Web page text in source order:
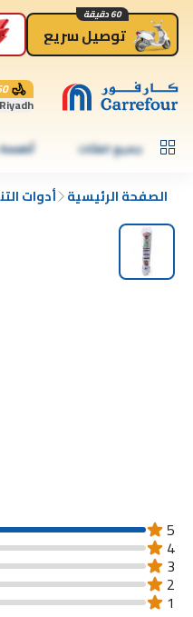
توصيل سريع
60 دقيقة
60
جميع الفئات
الصفحة الرئيسية أدوات
5
4
3
2
1